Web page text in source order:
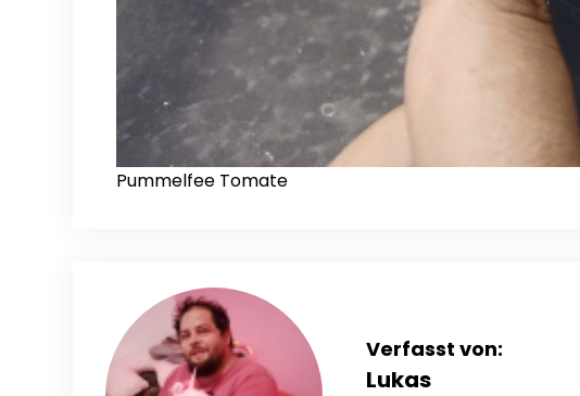
Pummelfee Tomate
Verfasst von:
Lukas